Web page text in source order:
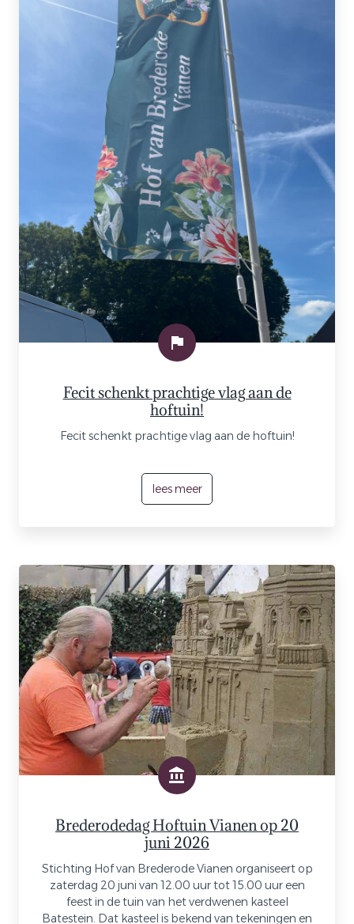
Fecit schenkt prachtige vlag aan de
hoftuin!
Fecit schenkt prachtige vlag aan de hoftuin!
lees meer
Brederodedag Hoftuin Vianen op 20
juni 2026
Stichting Hof van Brederode Vianen organiseert op
zaterdag 20 juni van 12.00 uur tot 15.00 uur een
feest in de tuin van het verdwenen kasteel
Batestein. Dat kasteel is bekend van tekeningen en